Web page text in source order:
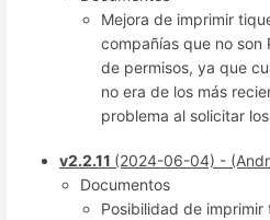
Mejora de imprimir
compañías que no son
de permisos, ya que
no era de los más
problema al solicitar
v2.2.11 (2024-06-04) -
Documentos
Posibilidad de